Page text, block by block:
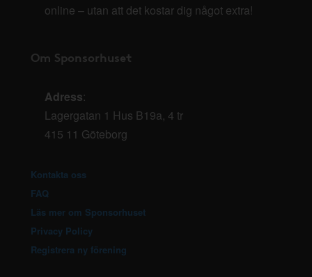
online – utan att det kostar dig något extra!
Om Sponsorhuset
Adress:
Lagergatan 1 Hus B19a, 4 tr
415 11 Göteborg
Kontakta oss
FAQ
Läs mer om Sponsorhuset
Privacy Policy
Registrera ny förening